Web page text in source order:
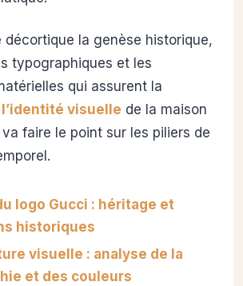
décortique la genèse historique,
typographiques et les
qui assurent la
l’identité visuelle de la maison
faire le point sur les piliers de
logo Gucci : héritage et
historiques
visuelle : analyse de la
et des couleurs